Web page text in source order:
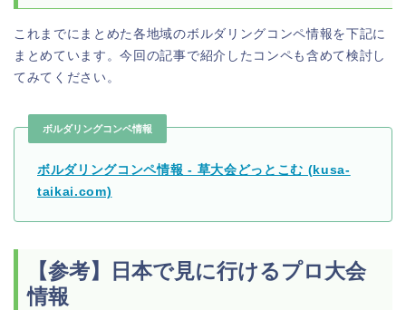
これまでにまとめた各地域のボルダリングコンペ情報を下記に
まとめています。今回の記事で紹介したコンペも含めて検討し
てみてください。
ボルダリングコンペ情報
ボルダリングコンペ情報 - 草大会どっとこむ (kusa-
taikai.com)
【参考】日本で見に行けるプロ大会
情報